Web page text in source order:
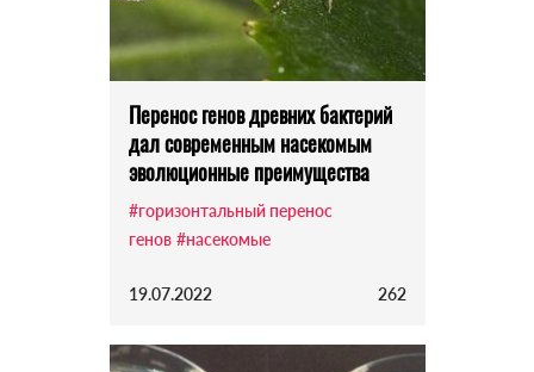
Перенос генов древних бактерий
дал современным насекомым
эволюционные преимущества
#горизонтальный перенос
генов #насекомые
19.07.2022 262